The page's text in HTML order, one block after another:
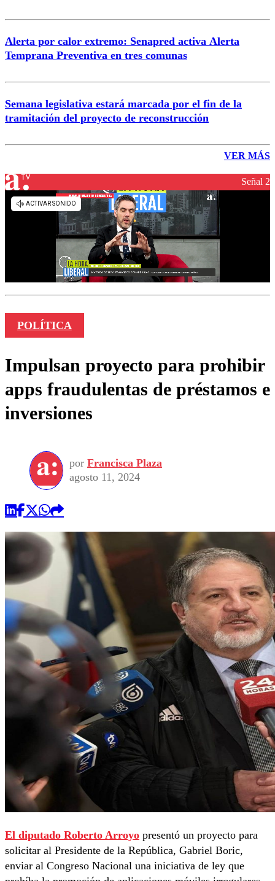
Alerta por calor extremo: Senapred activa Alerta
Temprana Preventiva en tres comunas
Semana legislativa estará marcada por el fin de la
tramitación del proyecto de reconstrucción
VER MÁS
Señal 2
POLÍTICA
Impulsan proyecto para prohibir
apps fraudulentas de préstamos e
inversiones
por Francisca Plaza
agosto 11, 2024
El diputado Roberto Arroyo presentó un proyecto para
solicitar al Presidente de la República, Gabriel Boric,
enviar al Congreso Nacional una iniciativa de ley que